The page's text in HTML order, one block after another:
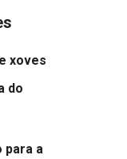
xoves
do
para a